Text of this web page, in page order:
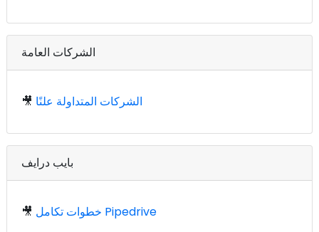
الشركات العامة
🎥 الشركات المتداولة علنًا
بايب درايف
🎥 خطوات تكامل Pipedrive